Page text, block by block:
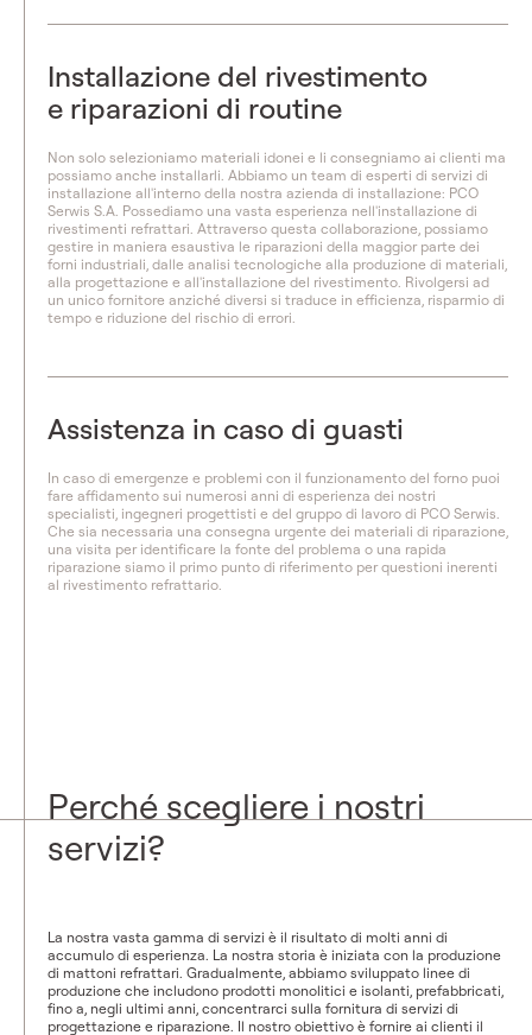
Installazione del rivestimento
e riparazioni di routine
Non solo selezioniamo materiali idonei e li consegniamo ai clienti ma
possiamo anche installarli. Abbiamo un team di esperti di servizi di
installazione all'interno della nostra azienda di installazione: PCO
Serwis S.A. Possediamo una vasta esperienza nell'installazione di
rivestimenti refrattari. Attraverso questa collaborazione, possiamo
gestire in maniera esaustiva le riparazioni della maggior parte dei
forni industriali, dalle analisi tecnologiche alla produzione di materiali,
alla progettazione e all'installazione del rivestimento. Rivolgersi ad
un unico fornitore anziché diversi si traduce in efficienza, risparmio di
tempo e riduzione del rischio di errori.
Assistenza in caso di guasti
In caso di emergenze e problemi con il funzionamento del forno puoi
fare affidamento sui numerosi anni di esperienza dei nostri
specialisti, ingegneri progettisti e del gruppo di lavoro di PCO Serwis.
Che sia necessaria una consegna urgente dei materiali di riparazione,
una visita per identificare la fonte del problema o una rapida
riparazione siamo il primo punto di riferimento per questioni inerenti
al rivestimento refrattario.
Perché scegliere i nostri
servizi?
La nostra vasta gamma di servizi è il risultato di molti anni di
accumulo di esperienza. La nostra storia è iniziata con la produzione
di mattoni refrattari. Gradualmente, abbiamo sviluppato linee di
produzione che includono prodotti monolitici e isolanti, prefabbricati,
fino a, negli ultimi anni, concentrarci sulla fornitura di servizi di
progettazione e riparazione. Il nostro obiettivo è fornire ai clienti il